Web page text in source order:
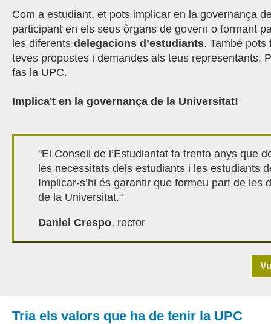
Com a estudiant, et pots implicar en la governança
participant en els seus òrgans de govern o formant
les diferents delegacions d’estudiants. També pots
teves propostes i demandes als teus representants.
fas la UPC.
Implica't en la governança de la Universitat!
"El Consell de l’Estudiantat fa trenta anys que
les necessitats dels estudiants i les estudiants
Implicar-s’hi és garantir que formeu part de les
de la Universitat."
Daniel Crespo, rector
Tria els valors que ha de tenir la UPC